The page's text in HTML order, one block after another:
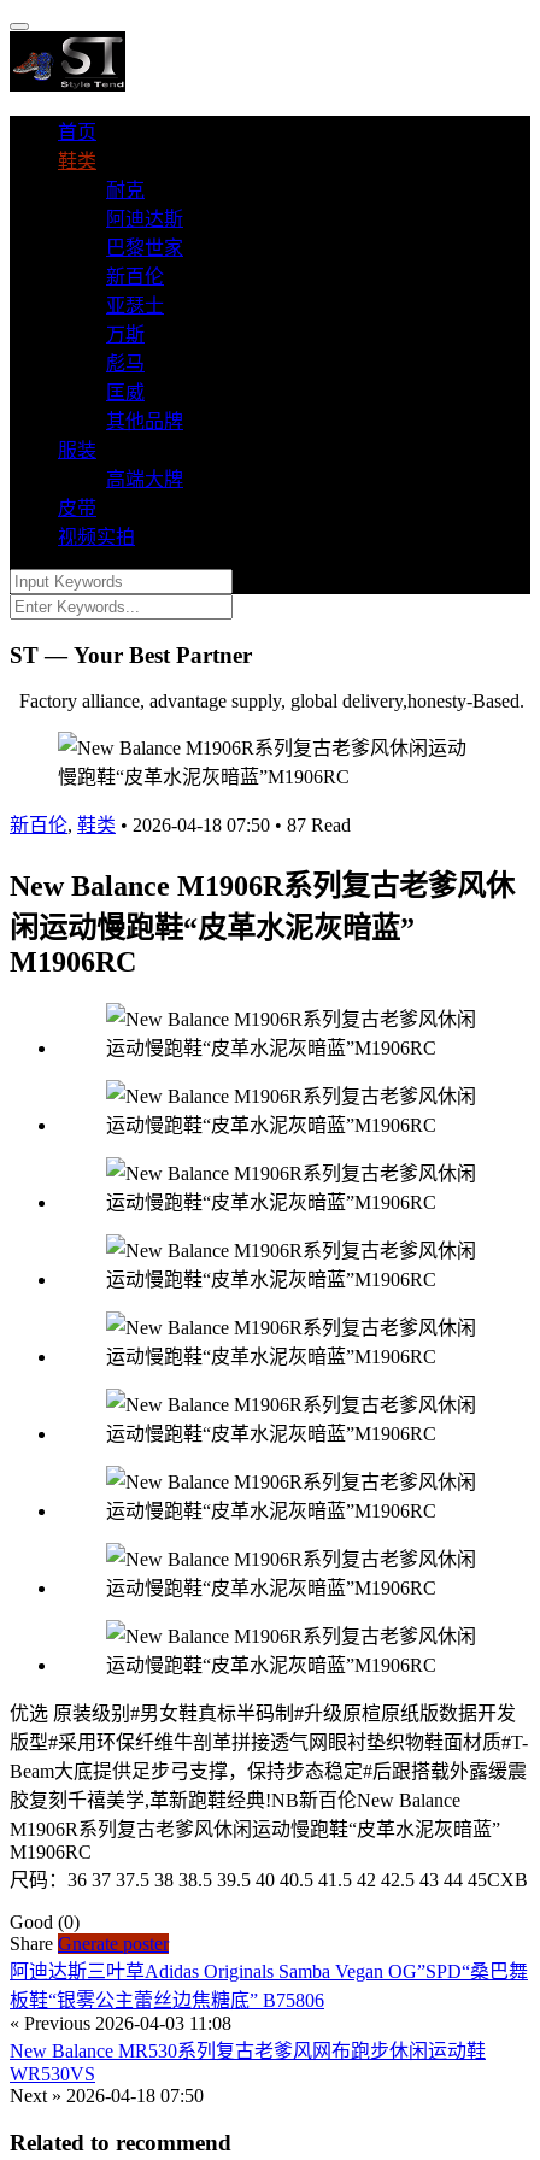
首页
鞋类
耐克
阿迪达斯
巴黎世家
新百伦
亚瑟士
万斯
彪马
匡威
其他品牌
服装
高端大牌
皮带
视频实拍
ST — Your Best Partner
Factory alliance, advantage supply, global delivery,honesty-Based.
新百伦, 鞋类 • 2026-04-18 07:50 • 87 Read
New Balance M1906R系列复古老爹风休
闲运动慢跑鞋“皮革水泥灰暗蓝”
M1906RC
优选 原装级别#男女鞋真标半码制#升级原楦原纸版数据开发
版型#采用环保纤维牛剖革拼接透气网眼衬垫织物鞋面材质#T-
Beam大底提供足步弓支撑，保持步态稳定#后跟搭载外露缓震
胶复刻千禧美学,革新跑鞋经典!NB新百伦New Balance
M1906R系列复古老爹风休闲运动慢跑鞋“皮革水泥灰暗蓝”
M1906RC
尺码：36 37 37.5 38 38.5 39.5 40 40.5 41.5 42 42.5 43 44 45CXB
Good (0)
Share Gnerate poster
阿迪达斯三叶草Adidas Originals Samba Vegan OG”SPD“桑巴舞
板鞋“银雾公主蕾丝边焦糖底” B75806
« Previous 2026-04-03 11:08
New Balance MR530系列复古老爹风网布跑步休闲运动鞋
WR530VS
Next » 2026-04-18 07:50
Related to recommend